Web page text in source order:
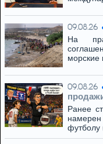
09.08.26
На
морские
09.08.26
Ранее
футболу